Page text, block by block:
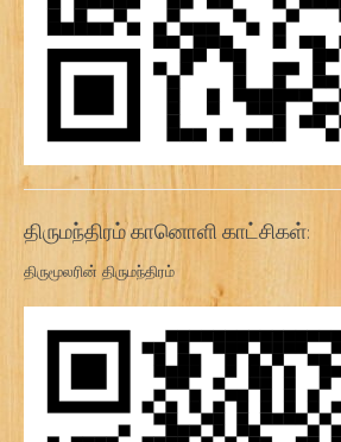
திருமந்திரம் கானொளி காட்சிகள்:
திருமூலரின் திருமந்திரம்